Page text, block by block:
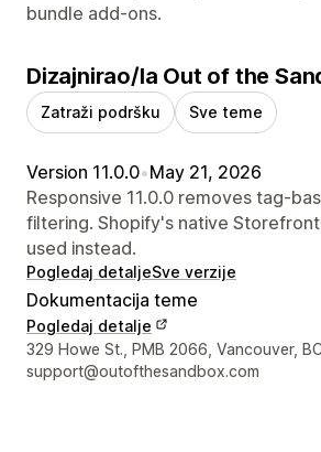
bundle add-ons.
Dizajnirao/la Out of the
Zatraži podršku Sve teme
Version 11.0.0•May 21, 2026
Responsive 11.0.0 removes tag-
filtering. Shopify's native
used instead.
Pogledaj detaljeSve verzije
Dokumentacija teme
Pogledaj detalje
Podaci za kontakt dizajnera
329 Howe St., PMB 2066, Vancouver,
support@outofthesandbox.com